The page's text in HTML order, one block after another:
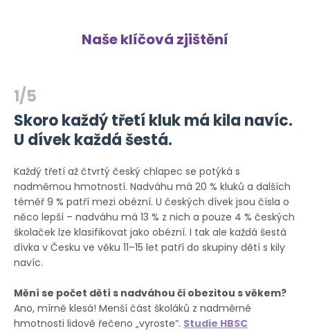
Naše klíčová zjištění
1/5
Skoro každý třetí kluk má kila navíc.
U dívek každá šestá.
Každý třetí až čtvrtý český chlapec se potýká s
nadměrnou hmotností. Nadváhu má 20 % kluků a dalších
téměř 9 % patří mezi obézní. U českých dívek jsou čísla o
něco lepší – nadváhu má 13 % z nich a pouze 4 % českých
školaček lze klasifikovat jako obézní. I tak ale každá šestá
dívka v Česku ve věku 11–15 let patří do skupiny dětí s kily
navíc.
Mění se počet dětí s nadváhou či obezitou s věkem?
Ano, mírně klesá! Menší část školáků z nadměrné
hmotnosti lidově řečeno „vyroste“. Studie HBSC